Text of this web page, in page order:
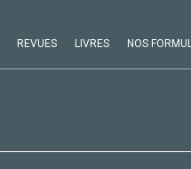
REVUES LIVRES NOS